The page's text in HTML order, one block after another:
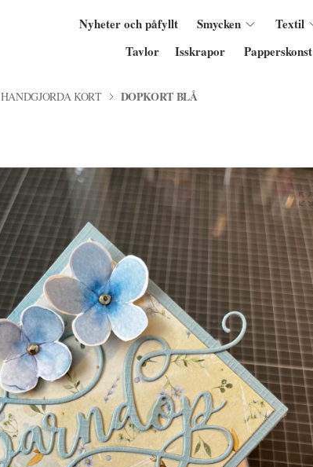
Nyheter och påfyllt Smycken Textil
Tavlor
Isskrapor Papperskonst
HANDGJORDA KORT DOPKORT BLÅ